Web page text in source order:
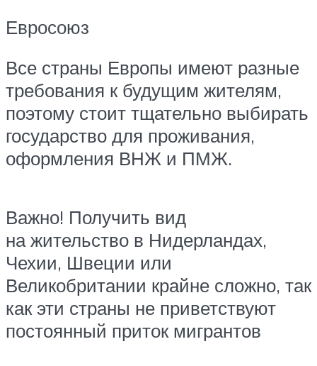
Евросоюз
Все страны Европы имеют разные
требования к будущим жителям,
поэтому стоит тщательно выбирать
государство для проживания,
оформления ВНЖ и ПМЖ.
Важно! Получить вид
на жительство в Нидерландах,
Чехии, Швеции или
Великобритании крайне сложно, так
как эти страны не приветствуют
постоянный приток мигрантов